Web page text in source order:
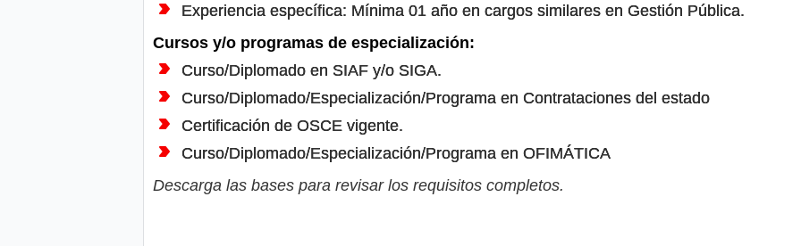
Experiencia específica: Mínima 01 año en cargos similares en Gestión Pública.
Cursos y/o programas de especialización:
Curso/Diplomado en SIAF y/o SIGA.
Curso/Diplomado/Especialización/Programa en Contrataciones del estado
Certificación de OSCE vigente.
Curso/Diplomado/Especialización/Programa en OFIMÁTICA
Descarga las bases para revisar los requisitos completos.